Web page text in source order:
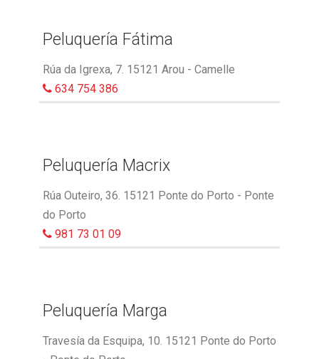
Peluquería Fátima
Rúa da Igrexa, 7. 15121 Arou - Camelle
634 754 386
Peluquería Macrix
Rúa Outeiro, 36. 15121 Ponte do Porto - Ponte
do Porto
981 73 01 09
Peluquería Marga
Travesía da Esquipa, 10. 15121 Ponte do Porto